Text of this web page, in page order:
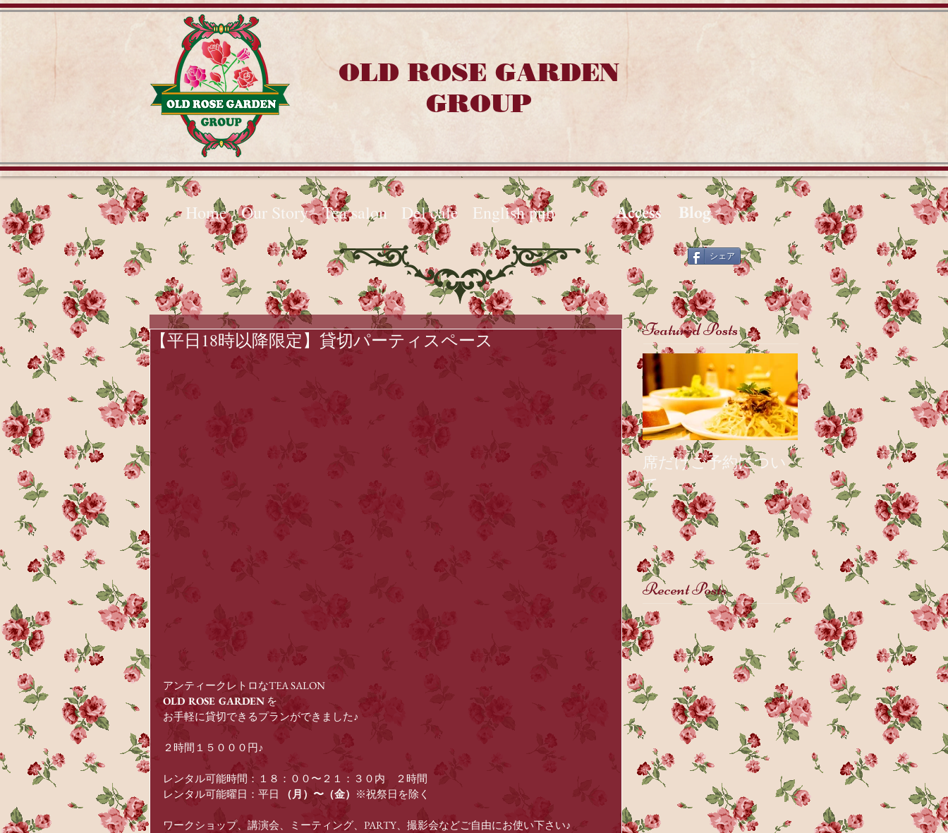
OLD ROSE GARDEN
GROUP
Access Blog
Home Our Story Tea salon Del cafe English pub
シェア
【平日18時以降限定】貸切パーティスペース
アンティークレトロなTEA SALON
OLD ROSE GARDEN を
お手軽に貸切できるプランができました♪
２時間１５０００円♪
レンタル可能時間：１８：００〜２１：３０内　２時間
レンタル可能曜日：平日
（月）〜（金） ※祝祭日を除く
ワークショップ、講演会、ミーティング、PARTY、撮影会などご自由にお使い下さい♪
Recent Posts
席だけご予約につい
て
Featured Posts